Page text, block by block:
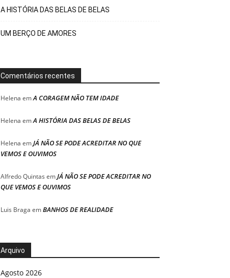
A HISTÓRIA DAS BELAS DE BELAS
UM BERÇO DE AMORES
Comentários recentes
Helena emA CORAGEM NÃO TEM IDADE
Helena emA HISTÓRIA DAS BELAS DE BELAS
Helena emJÁ NÃO SE PODE ACREDITAR NO QUE
VEMOS E OUVIMOS
Alfredo Quintas emJÁ NÃO SE PODE ACREDITAR NO
QUE VEMOS E OUVIMOS
Luis Braga emBANHOS DE REALIDADE
Arquivo
Agosto 2026